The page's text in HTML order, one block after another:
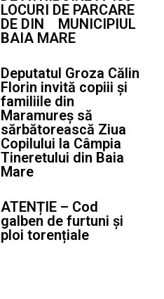
LOCURI DE PARCARE
DE DIN MUNICIPIUL
BAIA MARE
Deputatul Groza Călin
Florin invită copiii și
familiile din
Maramureș să
sărbătorească Ziua
Copilului la Câmpia
Tineretului din Baia
Mare
ATENȚIE – Cod
galben de furtuni și
ploi torențiale